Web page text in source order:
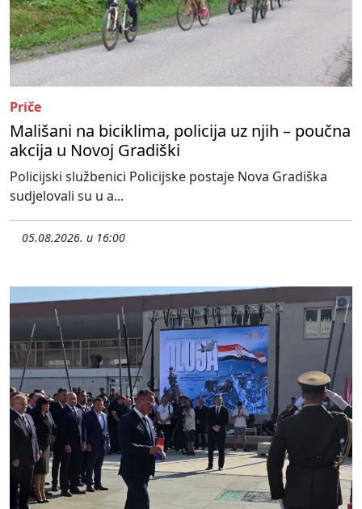
Priče
Mališani na biciklima, policija uz njih – poučna
akcija u Novoj Gradiški
Policijski službenici Policijske postaje Nova Gradiška
sudjelovali su u a...
05.08.2026. u 16:00